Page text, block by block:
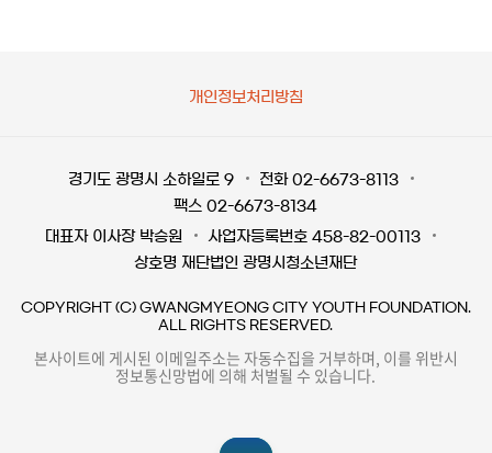
개인정보처리방침
경기도 광명시 소하일로 9
전화 02-6673-8113
팩스 02-6673-8134
대표자 이사장 박승원
사업자등록번호 458-82-00113
상호명 재단법인 광명시청소년재단
COPYRIGHT (C) GWANGMYEONG CITY YOUTH FOUNDATION.
ALL RIGHTS RESERVED.
본사이트에 게시된 이메일주소는 자동수집을 거부하며, 이를 위반시
정보통신망법에 의해 처벌될 수 있습니다.